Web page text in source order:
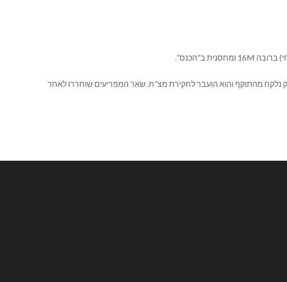
נלקח מהתוקף והוא הועבר לחקירת מצ”ח. שאר המפריעים שוחררו לאחר